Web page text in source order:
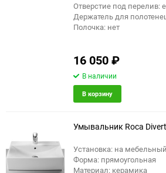
Отверстие под перелив:
Держатель для
Полочка: нет
16 050₽
В наличии
В корзину
еще 2 фото
Умывальник Roca
Установка: на
Форма: прямоугольная
Материал: керамика